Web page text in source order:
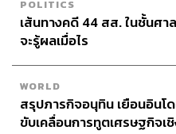
POLITICS
เส้นทางคดี 44 สส. ในชั้นศา
จะรู้ผลเมื่อไร
WORLD
สรุปภารกิจอนุทิน เยือนอินโ
ขับเคลื่อนการทูตเศรษฐกิจเ